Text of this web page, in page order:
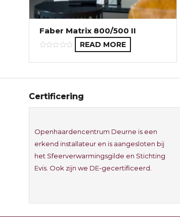
Faber Matrix 800/500 II
READ MORE
Certificering
Openhaardencentrum Deurne is een
erkend installateur en is aangesloten bij
het Sfeerverwarmingsgilde en Stichting
Evis. Ook zijn we DE-gecertificeerd.